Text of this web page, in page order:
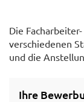
Die
verschiedenen
und die
Ihre